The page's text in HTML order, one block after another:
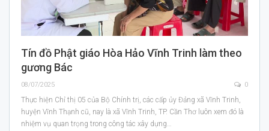
Tín đồ Phật giáo Hòa Hảo Vĩnh Trinh làm theo
gương Bác
08/07/2025 0
Thực hiện Chỉ thị 05 của Bộ Chính trị, các cấp ủy Đảng xã Vĩnh Trinh,
huyện Vĩnh Thạnh cũ, nay là xã Vĩnh Trinh, TP. Cần Thơ luôn xem đó là
nhiệm vụ quan trọng trong công tác xây dựng…